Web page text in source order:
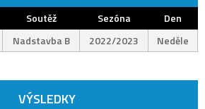
Soutěž Sezóna
Den
Nadstavba B 2022/2023 Neděle
VÝSLEDKY